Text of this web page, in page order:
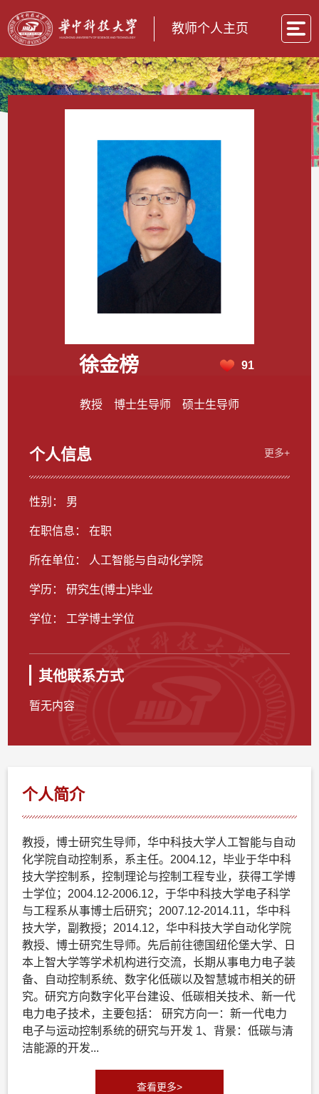
教师个人主页
徐金榜 91
教授 博士生导师 硕士生导师
个人信息 更多+
性别： 男
在职信息： 在职
所在单位： 人工智能与自动化学院
学历： 研究生(博士)毕业
学位： 工学博士学位
其他联系方式
暂无内容
个人简介
教授，博士研究生导师，华中科技大学人工智能与自动
化学院自动控制系，系主任。2004.12，毕业于华中科
技大学控制系，控制理论与控制工程专业，获得工学博
士学位；2004.12-2006.12，于华中科技大学电子科学
与工程系从事博士后研究；2007.12-2014.11，华中科
技大学，副教授；2014.12，华中科技大学自动化学院
教授、博士研究生导师。先后前往德国纽伦堡大学、日
本上智大学等学术机构进行交流，长期从事电力电子装
备、自动控制系统、数字化低碳以及智慧城市相关的研
究。研究方向数字化平台建设、低碳相关技术、新一代
电力电子技术，主要包括： 研究方向一：新一代电力
电子与运动控制系统的研究与开发 1、背景：低碳与清
洁能源的开发...
查看更多>